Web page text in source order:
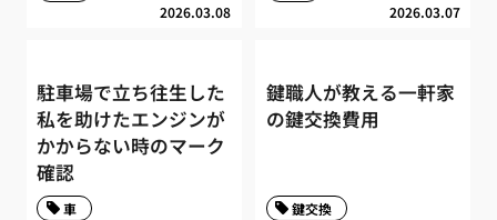
2026.03.08 2026.03.07
駐車場で立ち往生した
私を助けたエンジンが
かからない時のマーク
確認
車
鍵職人が教える一軒家
の鍵交換費用
鍵交換